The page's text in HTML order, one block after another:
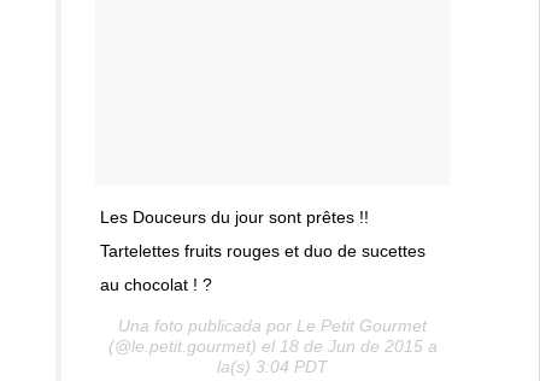
Les Douceurs du jour sont prêtes !!
Tartelettes fruits rouges et duo de sucettes
au chocolat ! ?
Una foto publicada por Le Petit Gourmet
(@le.petit.gourmet) el 18 de Jun de 2015 a
la(s) 3:04 PDT